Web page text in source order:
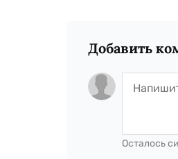
Добавить
Осталось